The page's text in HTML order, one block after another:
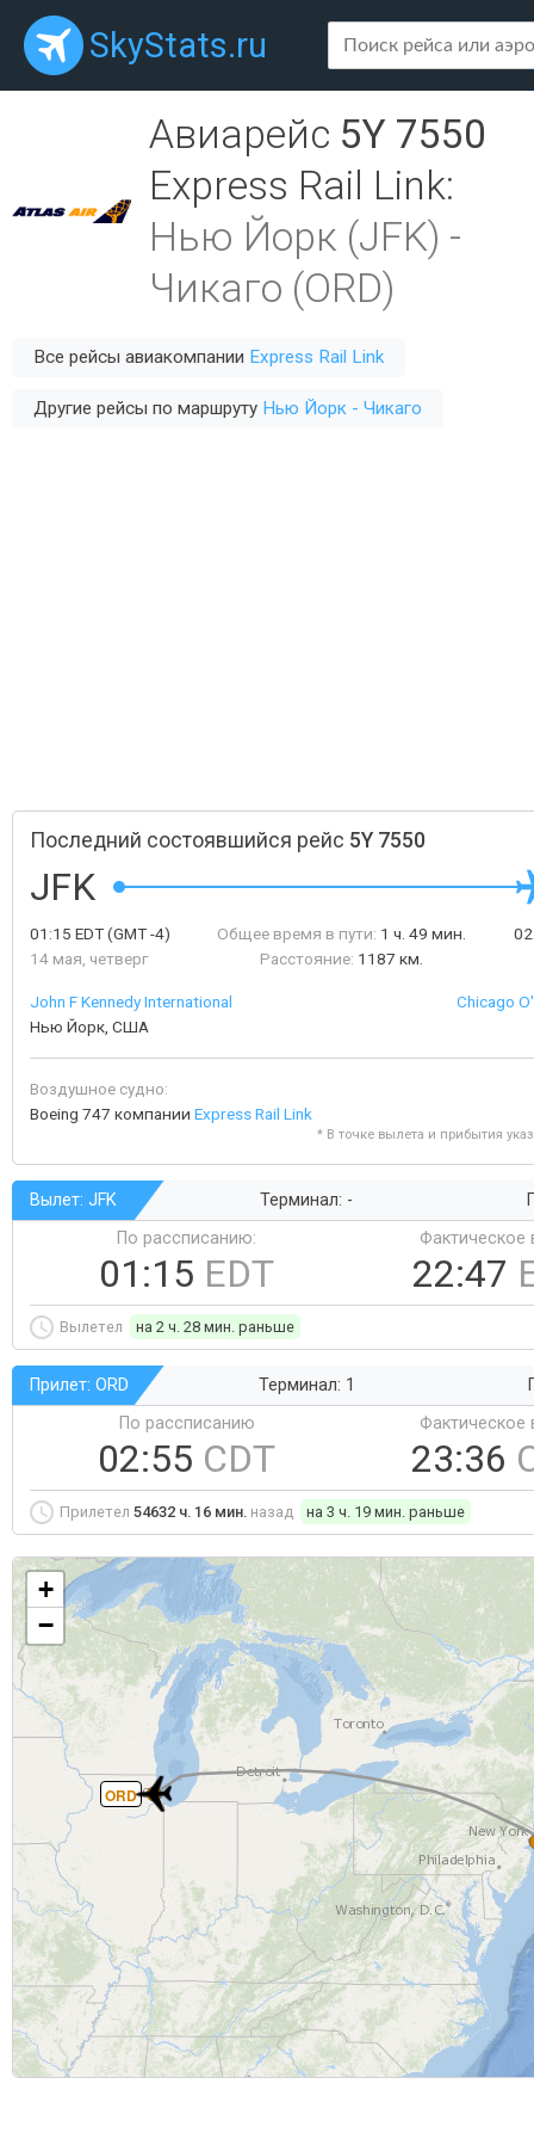
SkyStats.ru
Авиарейс 5Y 7550
Express Rail Link:
Нью Йорк (JFK) -
Чикаго (ORD)
Все рейсы авиакомпании Express Rail Link
Другие рейсы по маршруту Нью Йорк - Чикаго
Последний состоявшийся рейс 5Y 7550
JFK
01:15 EDT(GMT -4)
14 мая, четверг
Общее время в пути: 1 ч. 49 мин.
Расстояние: 1187 км.
John F Kennedy International
Нью Йорк, США
Chicago
Воздушное судно:
Boeing 747 компании Express Rail Link
* В точке вылета и прибытия
Вылет: JFK Терминал: -
По рассписанию:
01:15 EDT
Фактическое
22:47
Вылетел на 2 ч. 28 мин. раньше
Прилет: ORD Терминал: 1
По рассписанию
02:55 CDT
Фактическое
23:36
Прилетел 54632 ч. 16 мин. назад на 3 ч. 19 мин. раньше
ORD
+
−